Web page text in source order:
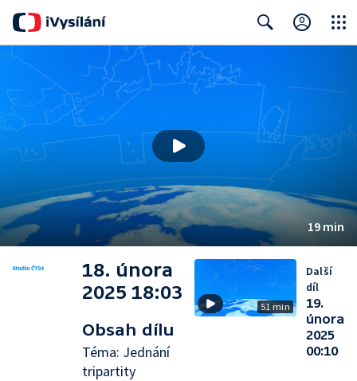
19 min
18. února
2025 18:03
Obsah dílu
Téma: Jednání
tripartity
51 min
Další
díl
19.
února
2025
00:10